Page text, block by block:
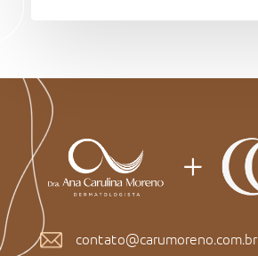
contato@carumoreno.com.br